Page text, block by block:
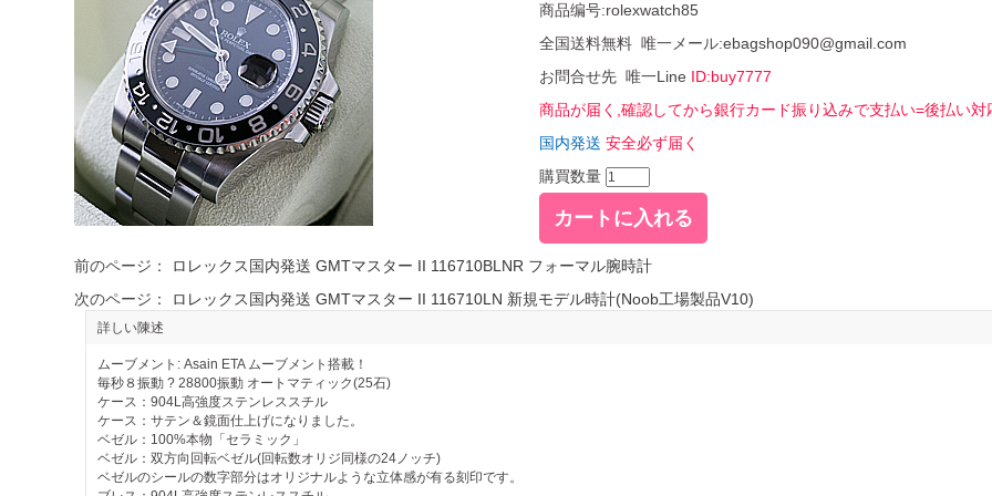
商品编号:rolexwatch85
全国送料無料 唯一メール:ebagshop090@gmail.com
お問合せ先 唯一Line ID:buy7777
商品が届く,確認してから銀行カード振り込みで支払い=後払い対
国内発送 安全必ず届く
購買数量
前のページ：
ロレックス国内発送 GMTマスター II 116710BLNR フォーマル腕時計
次のページ：
ロレックス国内発送 GMTマスター II 116710LN 新規モデル時計(Noob工場製品V10)
詳しい陳述
ムーブメント: Asain ETA ムーブメント搭載！
毎秒８振動 ? 28800振動 オートマティック(25石)
ケース：904L高強度ステンレススチル
ケース：サテン＆鏡面仕上げになりました。
ベゼル：100%本物「セラミック」
ベゼル：双方向回転ベゼル(回転数オリジ同様の24ノッチ)
ベゼルのシールの数字部分はオリジナルような立体感が有る刻印です。